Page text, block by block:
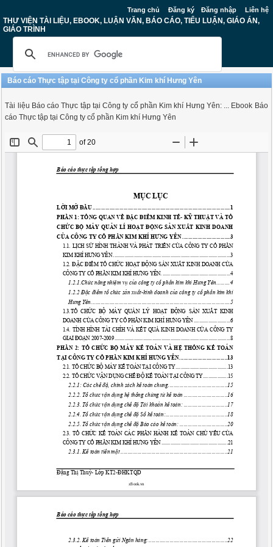
Trang chủ Đăng ký Đăng nhập Liên hệ
THƯ VIỆN TÀI LIỆU, EBOOK, LUẬN VĂN, BÁO CÁO, TIỂU LUẬN, GIÁO ÁN,
GIÁO TRÌNH
Báo cáo Thực tập tại Công ty cổ phần Kim khí Hưng Yên
Tài liệu Báo cáo Thực tập tại Công ty cổ phần Kim khí Hưng Yên: ... Ebook Báo
cáo Thực tập tại Công ty cổ phần Kim khí Hưng Yên